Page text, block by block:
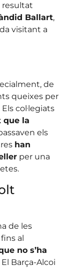
resultat
Ballart,
visitant a
de
queixes per
col·legiats
que la
els
han
per una
de les
al
no s’ha
El Barça-Alcoi